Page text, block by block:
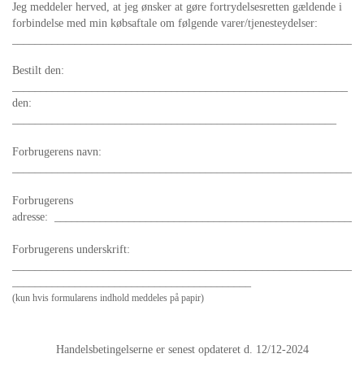
Jeg meddeler herved, at jeg ønsker at gøre fortrydelsesretten gældende i
forbindelse med min købsaftale om følgende varer/tjenesteydelser:
Bestilt den:
den:
Forbrugerens navn:
Forbrugerens
adresse:
Forbrugerens underskrift:
(kun hvis formularens indhold meddeles på papir)
Handelsbetingelserne er senest opdateret d. 12/12-2024